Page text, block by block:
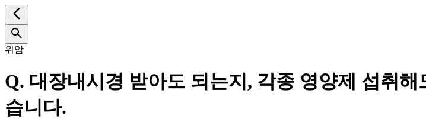
위암
Q. 대장내시경 받아도 되는지, 각종 영양제 섭취
습니다.